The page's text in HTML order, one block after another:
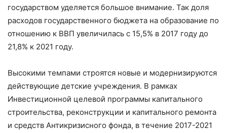
государством уделяется большое внимание. Так доля
расходов государственного бюджета на образование по
отношению к ВВП увеличилась с 15,5% в 2017 году до
21,8% к 2021 году.
Высокими темпами строятся новые и модернизируются
действующие детские учреждения. В рамках
Инвестиционной целевой программы капитального
строительства, реконструкции и капитального ремонта
и средств Антикризисного фонда, в течение 2017-2021